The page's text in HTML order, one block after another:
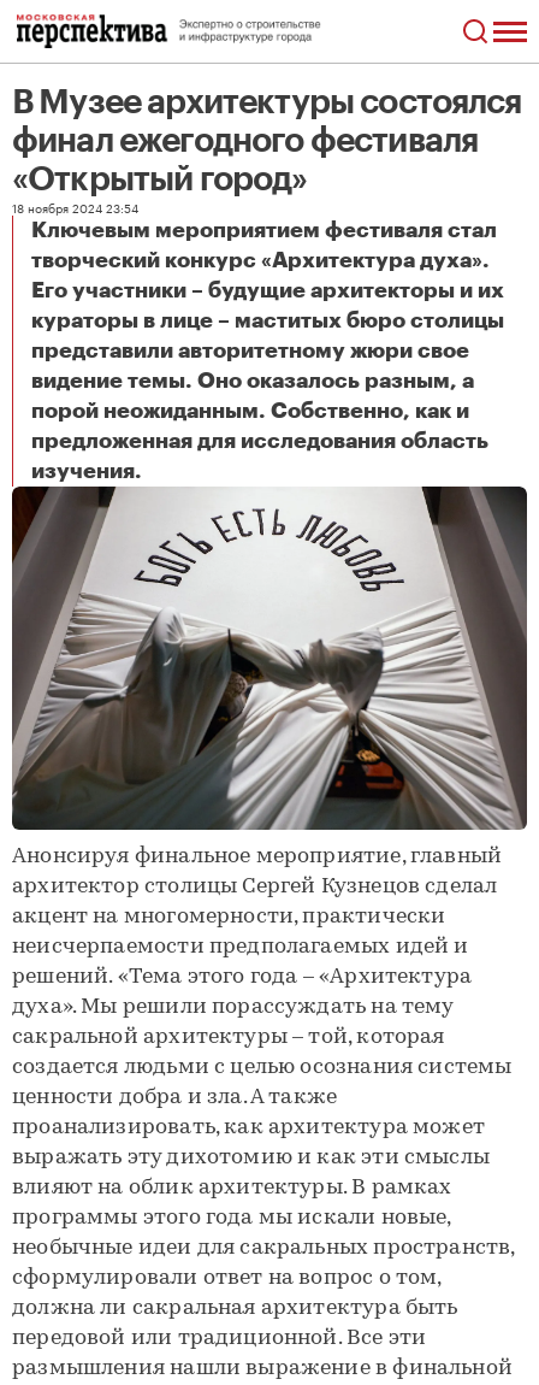
В Музее архитектуры состоялся
финал ежегодного фестиваля
«Открытый город»
18 ноября 2024 23:54
Ключевым мероприятием фестиваля стал
творческий конкурс «Архитектура духа».
Его участники – будущие архитекторы и их
кураторы в лице – маститых бюро столицы
представили авторитетному жюри свое
видение темы. Оно оказалось разным, а
порой неожиданным. Собственно, как и
предложенная для исследования область
изучения.
Анонсируя финальное мероприятие, главный
архитектор столицы Сергей Кузнецов сделал
акцент на многомерности, практически
неисчерпаемости предполагаемых идей и
решений. «Тема этого года – «Архитектура
духа». Мы решили порассуждать на тему
сакральной архитектуры – той, которая
создается людьми с целью осознания системы
ценности добра и зла. А также
проанализировать, как архитектура может
выражать эту дихотомию и как эти смыслы
влияют на облик архитектуры. В рамках
программы этого года мы искали новые,
необычные идеи для сакральных пространств,
сформулировали ответ на вопрос о том,
должна ли сакральная архитектура быть
передовой или традиционной. Все эти
размышления нашли выражение в финальной